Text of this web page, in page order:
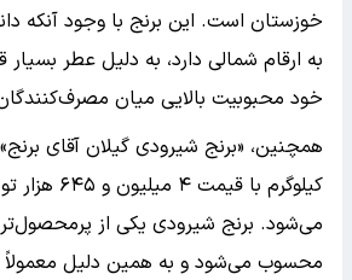
خوزستان است. این برنج با وجود آنکه
به ارقام شمالی دارد، به دلیل عطر
خود محبوبیت بالایی میان
کیلوگرم با
می‌شود. برنج شیرودی یکی از
محسوب می‌شود و به همین دلیل معمولاً